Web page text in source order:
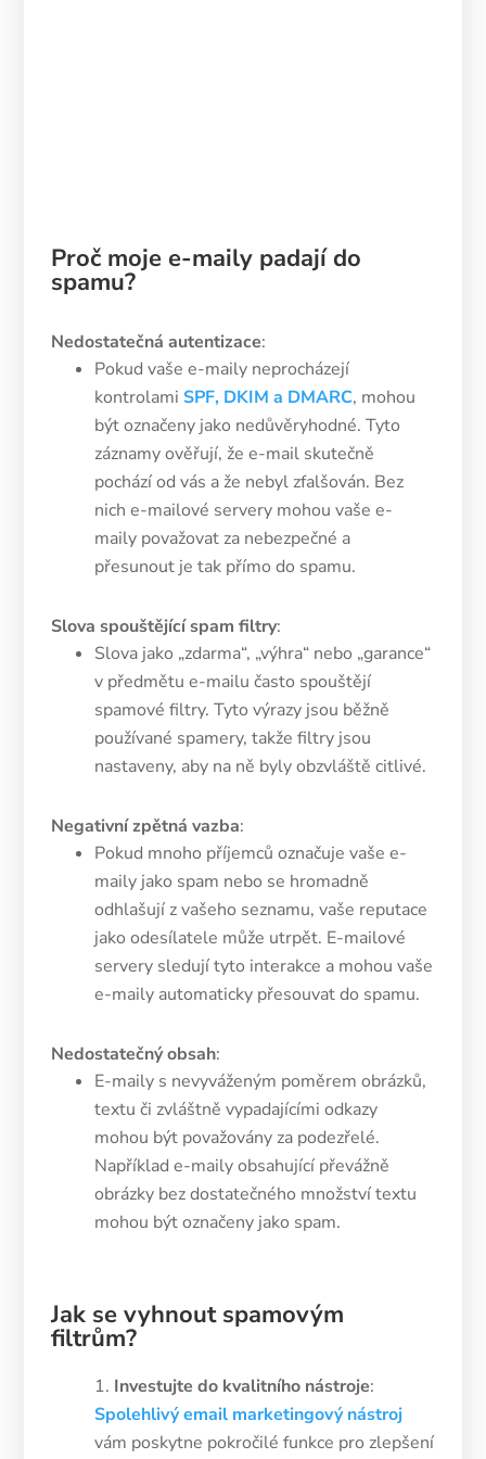
Proč moje e-maily padají do
spamu?
Nedostatečná autentizace:
Pokud vaše e-maily neprocházejí
kontrolami SPF, DKIM a DMARC, mohou
být označeny jako nedůvěryhodné. Tyto
záznamy ověřují, že e-mail skutečně
pochází od vás a že nebyl zfalšován. Bez
nich e-mailové servery mohou vaše e-
maily považovat za nebezpečné a
přesunout je tak přímo do spamu​.
Slova spouštějící spam filtry:
Slova jako „zdarma“, „výhra“ nebo „garance“
v předmětu e-mailu často spouštějí
spamové filtry. Tyto výrazy jsou běžně
používané spamery, takže filtry jsou
nastaveny, aby na ně byly obzvláště citlivé​.
Negativní zpětná vazba:
Pokud mnoho příjemců označuje vaše e-
maily jako spam nebo se hromadně
odhlašují z vašeho seznamu, vaše reputace
jako odesílatele může utrpět. E-mailové
servery sledují tyto interakce a mohou vaše
e-maily automaticky přesouvat do spamu​​.
Nedostatečný obsah:
E-maily s nevyváženým poměrem obrázků,
textu či zvláštně vypadajícími odkazy
mohou být považovány za podezřelé.
Například e-maily obsahující převážně
obrázky bez dostatečného množství textu
mohou být označeny jako spam​.
Jak se vyhnout spamovým
filtrům?
Investujte do kvalitního nástroje:
Spolehlivý email marketingový nástroj
vám poskytne pokročilé funkce pro zlepšení